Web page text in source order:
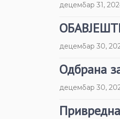
децембар 31,
децембар 30,
Одбрана
децембар 30,